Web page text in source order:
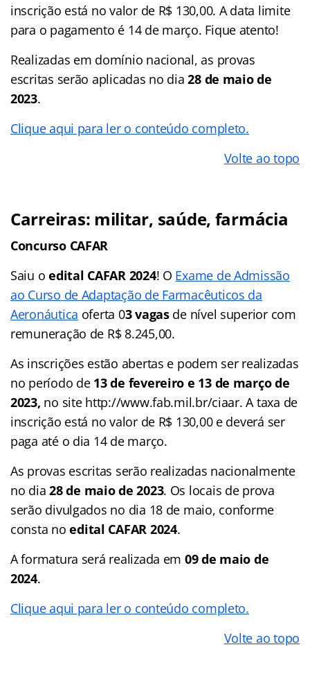
inscrição está no valor de R$ 130,00. A data limite
para o pagamento é 14 de março. Fique atento!
Realizadas em domínio nacional, as provas
escritas serão aplicadas no dia 28 de maio de
2023.
Clique aqui para ler o conteúdo completo.
Volte ao topo
Carreiras: militar, saúde, farmácia
Concurso CAFAR
Saiu oedital CAFAR 2024! O Exame de Admissão
ao Curso de Adaptação de Farmacêuticos da
Aeronáutica oferta 03 vagasde nível superior com
remuneração de R$ 8.245,00.
As inscrições estão abertas e podem ser realizadas
no período de 13 de fevereiro e 13 de março de
2023, no site http://www.fab.mil.br/ciaar. A taxa de
inscrição está no valor de R$ 130,00 e deverá ser
paga até o dia 14 de março.
As provas escritas serão realizadas nacionalmente
no dia 28 de maio de 2023. Os locais de prova
serão divulgados no dia 18 de maio, conforme
consta noedital CAFAR 2024.
A formatura será realizada em 09 de maio de
2024.
Clique aqui para ler o conteúdo completo.
Volte ao topo